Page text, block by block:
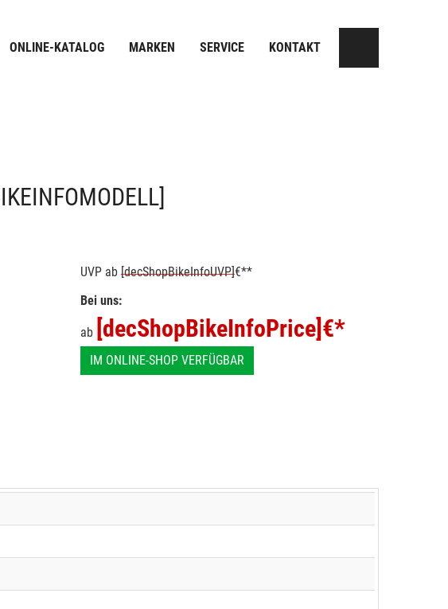
ONLINE-KATALOG MARKEN SERVICE KONTAKT
UVP ab [decShopBikeInfoUVP]€**
Bei uns:
ab [decShopBikeInfoPrice] €*
IM ONLINE-SHOP VERFÜGBAR